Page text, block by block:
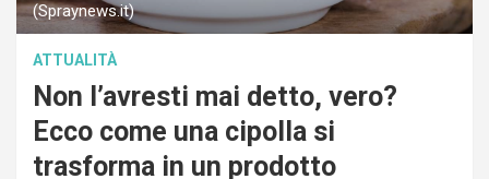
(Spraynews.it)
ATTUALITÀ
Non l’avresti mai detto, vero?
Ecco come una cipolla si
trasforma in un prodotto